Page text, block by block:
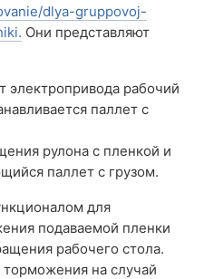
dlya-gruppovoj-
Они представляют
электропривода рабочий
паллет с
рулона с пленкой и
паллет с грузом.
для
подаваемой пленки
рабочего стола.
на случай